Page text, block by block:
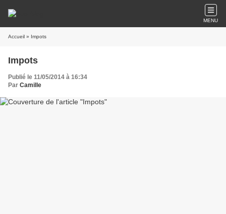
MENU
Accueil » Impots
Impots
Publié le 11/05/2014 à 16:34
Par Camille